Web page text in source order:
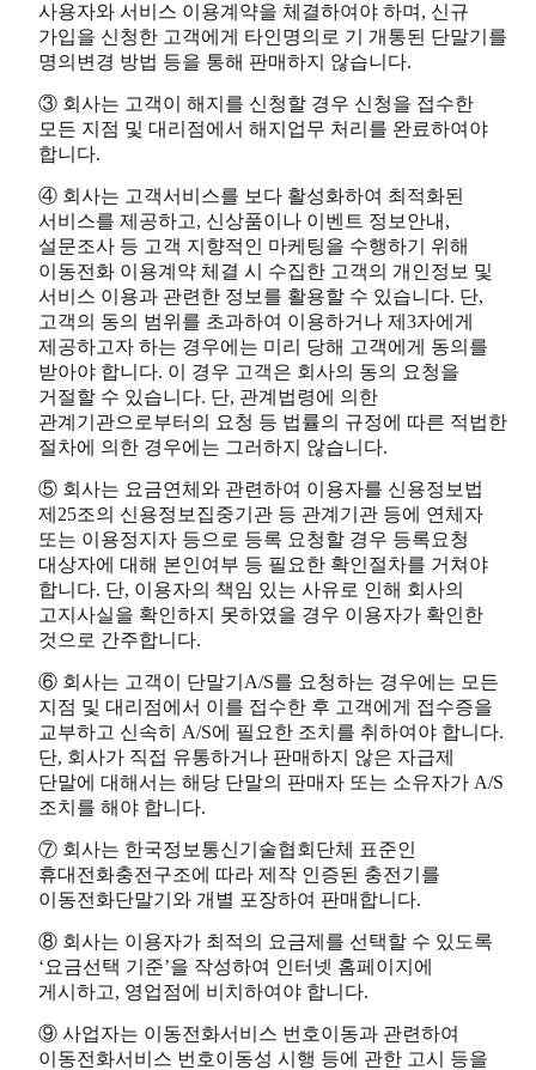
사용자와 서비스 이용계약을 체결하여야 하며, 신규
가입을 신청한 고객에게 타인명의로 기 개통된 단말기를
명의변경 방법 등을 통해 판매하지 않습니다.
③ 회사는 고객이 해지를 신청할 경우 신청을 접수한
모든 지점 및 대리점에서 해지업무 처리를 완료하여야
합니다.
④ 회사는 고객서비스를 보다 활성화하여 최적화된
서비스를 제공하고, 신상품이나 이벤트 정보안내,
설문조사 등 고객 지향적인 마케팅을 수행하기 위해
이동전화 이용계약 체결 시 수집한 고객의 개인정보 및
서비스 이용과 관련한 정보를 활용할 수 있습니다. 단,
고객의 동의 범위를 초과하여 이용하거나 제3자에게
제공하고자 하는 경우에는 미리 당해 고객에게 동의를
받아야 합니다. 이 경우 고객은 회사의 동의 요청을
거절할 수 있습니다. 단, 관계법령에 의한
관계기관으로부터의 요청 등 법률의 규정에 따른 적법한
절차에 의한 경우에는 그러하지 않습니다.
⑤ 회사는 요금연체와 관련하여 이용자를 신용정보법
제25조의 신용정보집중기관 등 관계기관 등에 연체자
또는 이용정지자 등으로 등록 요청할 경우 등록요청
대상자에 대해 본인여부 등 필요한 확인절차를 거쳐야
합니다. 단, 이용자의 책임 있는 사유로 인해 회사의
고지사실을 확인하지 못하였을 경우 이용자가 확인한
것으로 간주합니다.
⑥ 회사는 고객이 단말기A/S를 요청하는 경우에는 모든
지점 및 대리점에서 이를 접수한 후 고객에게 접수증을
교부하고 신속히 A/S에 필요한 조치를 취하여야 합니다.
단, 회사가 직접 유통하거나 판매하지 않은 자급제
단말에 대해서는 해당 단말의 판매자 또는 소유자가 A/S
조치를 해야 합니다.
⑦ 회사는 한국정보통신기술협회단체 표준인
휴대전화충전구조에 따라 제작 인증된 충전기를
이동전화단말기와 개별 포장하여 판매합니다.
⑧ 회사는 이용자가 최적의 요금제를 선택할 수 있도록
‘요금선택 기준’을 작성하여 인터넷 홈페이지에
게시하고, 영업점에 비치하여야 합니다.
⑨ 사업자는 이동전화서비스 번호이동과 관련하여
이동전화서비스 번호이동성 시행 등에 관한 고시 등을